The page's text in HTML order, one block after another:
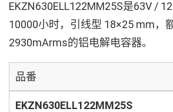
EKZN630ELL122MM25S是63V /
10000小时，引线型 18×25 mm，
2930mArms的铝电解电容器。
品番
EKZN630ELL122MM25S